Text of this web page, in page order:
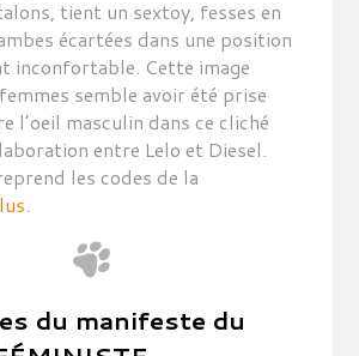
tient un sextoy, fesses en
écartées dans une position
inconfortable. Cette image
semble avoir été prise
l’oeil masculin dans ce cliché
entre Lelo et Diesel.
les codes de la
.
du manifeste du